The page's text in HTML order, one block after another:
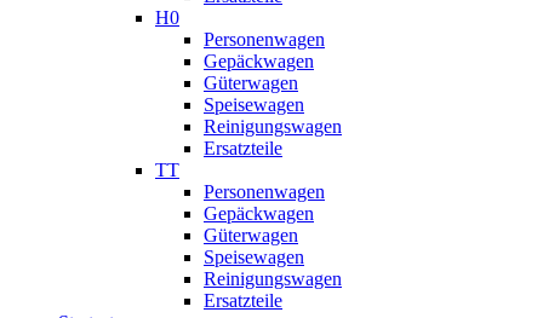
H0
Personenwagen
Gepäckwagen
Güterwagen
Speisewagen
Reinigungswagen
Ersatzteile
TT
Personenwagen
Gepäckwagen
Güterwagen
Speisewagen
Reinigungswagen
Ersatzteile